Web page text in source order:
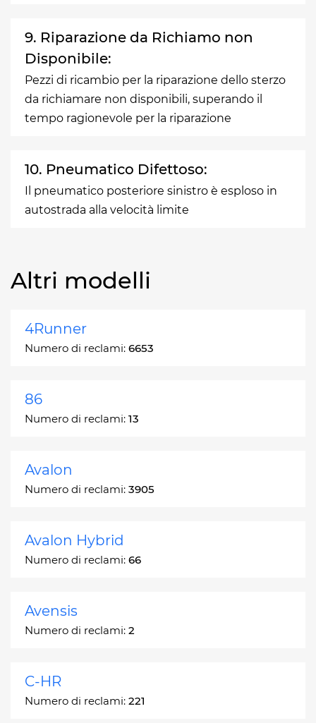
9. Riparazione da Richiamo non
Disponibile:
Pezzi di ricambio per la riparazione dello sterzo
da richiamare non disponibili, superando il
tempo ragionevole per la riparazione
10. Pneumatico Difettoso:
Il pneumatico posteriore sinistro è esploso in
autostrada alla velocità limite
Altri modelli
4Runner
Numero di reclami: 6653
86
Numero di reclami: 13
Avalon
Numero di reclami: 3905
Avalon Hybrid
Numero di reclami: 66
Avensis
Numero di reclami: 2
C-HR
Numero di reclami: 221